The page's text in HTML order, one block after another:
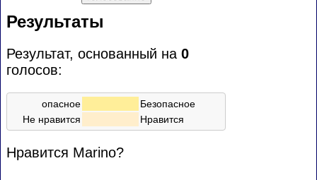
Результаты
Результат, основанный на 0
голосов:
опасное
Безопасное
Не нравится
Нравится
Нравится Marino?